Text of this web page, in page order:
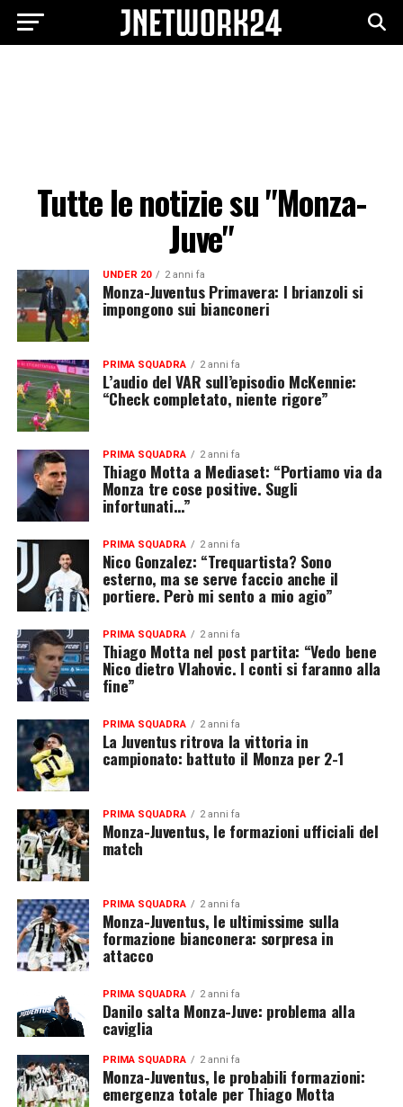
Tutte le notizie su "Monza-
Juve"
UNDER 20 2 anni fa
Monza-Juventus Primavera: I brianzoli si
impongono sui bianconeri
PRIMA SQUADRA 2 anni fa
L’audio del VAR sull’episodio McKennie:
“Check completato, niente rigore”
PRIMA SQUADRA 2 anni fa
Thiago Motta a Mediaset: “Portiamo via da
Monza tre cose positive. Sugli
infortunati…”
PRIMA SQUADRA 2 anni fa
Nico Gonzalez: “Trequartista? Sono
esterno, ma se serve faccio anche il
portiere. Però mi sento a mio agio”
PRIMA SQUADRA 2 anni fa
Thiago Motta nel post partita: “Vedo bene
Nico dietro Vlahovic. I conti si faranno alla
fine”
PRIMA SQUADRA 2 anni fa
La Juventus ritrova la vittoria in
campionato: battuto il Monza per 2-1
PRIMA SQUADRA 2 anni fa
Monza-Juventus, le formazioni ufficiali del
match
PRIMA SQUADRA 2 anni fa
Monza-Juventus, le ultimissime sulla
formazione bianconera: sorpresa in
attacco
PRIMA SQUADRA 2 anni fa
Danilo salta Monza-Juve: problema alla
caviglia
PRIMA SQUADRA 2 anni fa
Monza-Juventus, le probabili formazioni:
emergenza totale per Thiago Motta